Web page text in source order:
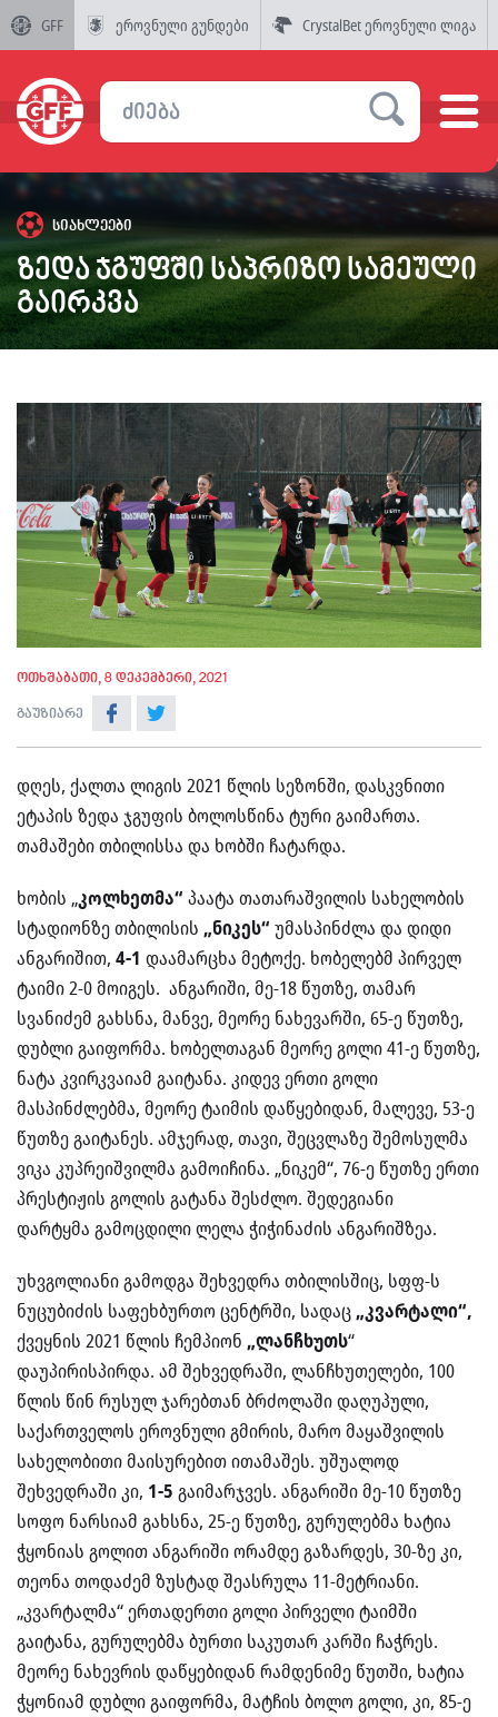
GFF ეროვნული გუნდები CrystalBet ეროვნული ლიგა
სიახლეები
ზედა ჯგუფში საპრიზო სამეული
გაირკვა
ოთხშაბათი, 8 დეკემბერი, 2021
გაუზიარე
დღეს, ქალთა ლიგის 2021 წლის სეზონში, დასკვნითი
ეტაპის ზედა ჯგუფის ბოლოსწინა ტური გაიმართა.
თამაშები თბილისსა და ხობში ჩატარდა.
ხობის „კოლხეთმა“ პაატა თათარაშვილის სახელობის
სტადიონზე თბილისის „ნიკეს“ უმასპინძლა და დიდი
ანგარიშით, 4-1 დაამარცხა მეტოქე. ხობელებმ პირველ
ტაიმი 2-0 მოიგეს. ანგარიში, მე-18 წუთზე, თამარ
სვანიძემ გახსნა, მანვე, მეორე ნახევარში, 65-ე წუთზე,
დუბლი გაიფორმა. ხობელთაგან მეორე გოლი 41-ე წუთზე,
ნატა კვირკვაიამ გაიტანა. კიდევ ერთი გოლი
მასპინძლებმა, მეორე ტაიმის დაწყებიდან, მალევე, 53-ე
წუთზე გაიტანეს. ამჯერად, თავი, შეცვლაზე შემოსულმა
ვიკა კუპრეიშვილმა გამოიჩინა. „ნიკემ“, 76-ე წუთზე ერთი
პრესტიჟის გოლის გატანა შესძლო. შედეგიანი
დარტყმა გამოცდილი ლელა ჭიჭინაძის ანგარიშზეა.
უხვგოლიანი გამოდგა შეხვედრა თბილისშიც, სფფ-ს
ნუცუბიძის საფეხბურთო ცენტრში, სადაც „კვარტალი“,
ქვეყნის 2021 წლის ჩემპიონ „ლანჩხუთს“
დაუპირისპირდა. ამ შეხვედრაში, ლანჩხუთელები, 100
წლის წინ რუსულ ჯარებთან ბრძოლაში დაღუპული,
საქართველოს ეროვნული გმირის, მარო მაყაშვილის
სახელობითი მაისურებით ითამაშეს. უშუალოდ
შეხვედრაში კი, 1-5 გაიმარჯვეს. ანგარიში მე-10 წუთზე
სოფო ნარსიამ გახსნა, 25-ე წუთზე, გურულებმა ხატია
ჭყონიას გოლით ანგარიში ორამდე გაზარდეს, 30-ზე კი,
თეონა თოდაძემ ზუსტად შეასრულა 11-მეტრიანი.
„კვარტალმა“ ერთადერთი გოლი პირველი ტაიმში
გაიტანა, გურულებმა ბურთი საკუთარ კარში ჩაჭრეს.
მეორე ნახევრის დაწყებიდან რამდენიმე წუთში, ხატია
ჭყონიამ დუბლი გაიფორმა, მატჩის ბოლო გოლი, კი, 85-ე